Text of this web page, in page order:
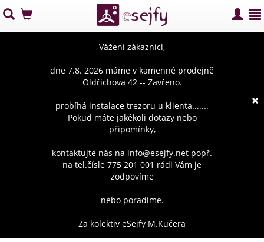
×
Vážení zákazníci,
dne 7.8. 2026 máme v kamenné prodejně
Oldřichova 42 -- Zavřeno.
probíhá instalace trezoru u klienta.......
Pokud máte jakékoli dotazy nebo
připomínky,
kontaktujte nás na info@esejfy.net popř.
na tel.čísle 775 201 001 rádi Vám je
zodpovíme
nebo poradíme.
Za kolektiv eSejfy M.Kučera